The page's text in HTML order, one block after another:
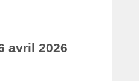
avril 2026